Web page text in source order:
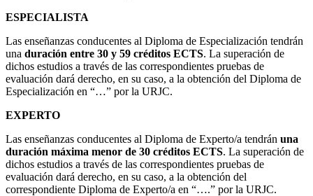
ESPECIALISTA
Las enseñanzas conducentes al Diploma de Especialización tendrán
una duración entre 30 y 59 créditos ECTS. La superación de
dichos estudios a través de las correspondientes pruebas de
evaluación dará derecho, en su caso, a la obtención del Diploma de
Especialización en “…” por la URJC.
EXPERTO
Las enseñanzas conducentes al Diploma de Experto/a tendrán una
duración máxima menor de 30 créditos ECTS. La superación de
dichos estudios a través de las correspondientes pruebas de
evaluación dará derecho, en su caso, a la obtención del
correspondiente Diploma de Experto/a en “….” por la URJC.